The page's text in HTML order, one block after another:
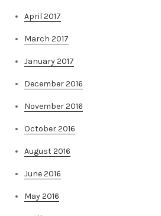
April 2017
March 2017
January 2017
December 2016
November 2016
October 2016
August 2016
June 2016
May 2016